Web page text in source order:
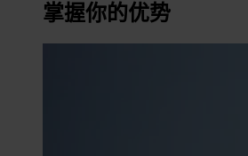
掌握你的优势